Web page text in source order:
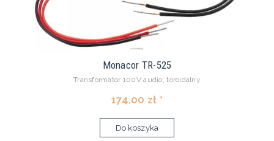
Monacor TR-525
Transformator 100V audio, toroidalny
174,00 zł *
Do koszyka